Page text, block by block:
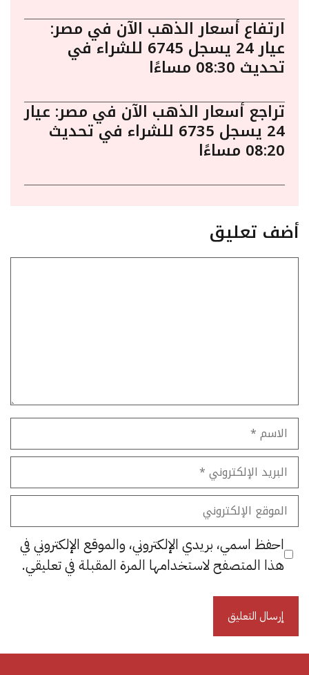
ارتفاع أسعار الذهب الآن في مصر:
عيار 24 يسجل 6745 للشراء في
تحديث 08:30 مساءًا
تراجع أسعار الذهب الآن في مصر: عيار
24 يسجل 6735 للشراء في تحديث
08:20 مساءًا
أضف تعليق
الاسم
البريد
الإلكتروني
الموقع
الإلكتروني
احفظ اسمي، بريدي الإلكتروني، والموقع الإلكتروني في
هذا المتصفح لاستخدامها المرة المقبلة في تعليقي.